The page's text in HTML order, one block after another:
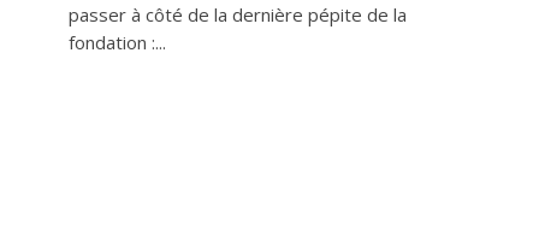
passer à côté de la dernière pépite de la
fondation :...